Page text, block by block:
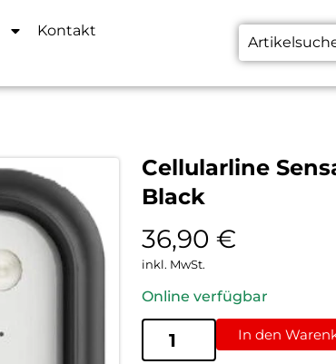
Kontakt
Cellularline
Black
36,90 €
inkl. MwSt.
Online verfügbar
In den